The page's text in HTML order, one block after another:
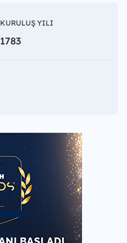
KURULUŞ YILI
1783